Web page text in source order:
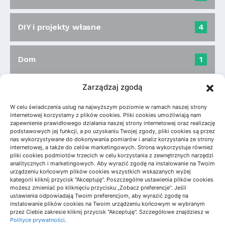
Zarządzaj zgodą
W celu świadczenia usług na najwyższym poziomie w ramach naszej strony
internetowej korzystamy z plików cookies. Pliki cookies umożliwiają nam
zapewnienie prawidłowego działania naszej strony internetowej oraz realizację
podstawowych jej funkcji, a po uzyskaniu Twojej zgody, pliki cookies są przez
nas wykorzystywane do dokonywania pomiarów i analiz korzystania ze strony
internetowej, a także do celów marketingowych. Strona wykorzystuje również
pliki cookies podmiotów trzecich w celu korzystania z zewnętrznych narzędzi
analitycznych i marketingowych. Aby wyrazić zgodę na instalowanie na Twoim
urządzeniu końcowym plików cookies wszystkich wskazanych wyżej
kategorii kliknij przycisk "Akceptuję". Poszczególne ustawienia plików cookies
możesz zmieniać po kliknięciu przycisku „Zobacz preferencje”. Jeśli
ustawienia odpowiadają Twoim preferencjom, aby wyrazić zgodę na
instalowanie plików cookies na Twoim urządzeniu końcowym w wybranym
przez Ciebie zakresie kliknij przycisk "Akceptuję". Szczegółowe znajdziesz w
Polityce prywatności.
DIY i projekty własne 4
Dom 1
Nowości
Koszt kompensacji mocy biernej w
firmie – wycena
17/07/2026
Kto kupuje materiały